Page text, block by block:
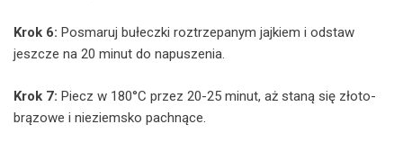
Krok 6: Posmaruj bułeczki roztrzepanym jajkiem i odstaw
jeszcze na 20 minut do napuszenia.
Krok 7: Piecz w 180°C przez 20-25 minut, aż staną się złoto-
brązowe i nieziemsko pachnące.